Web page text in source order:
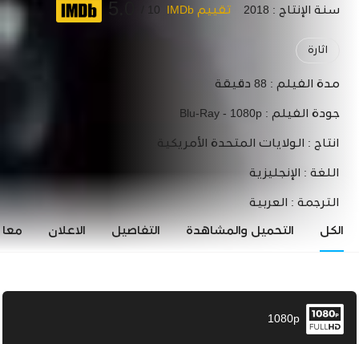
سنة الإنتاج : 2018 تقييم IMDb 10 /
5.0
اثارة
مدة الفيلم : 88 دقيقة
جودة الفيلم : Blu-Ray - 1080p
انتاج : الولايات المتحدة الأمريكية
اللغة : الإنجليزية
الترجمة : العربية
الكل التحميل والمشاهدة التفاصيل الاعلان
1080p